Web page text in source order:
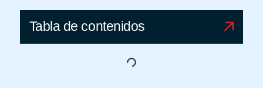
Tabla de contenidos